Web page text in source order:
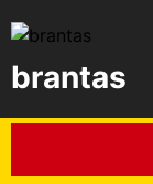
brantas